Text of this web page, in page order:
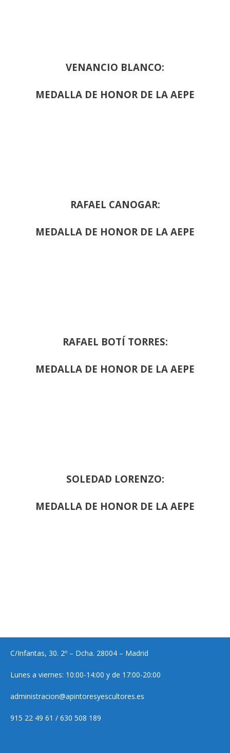
VENANCIO BLANCO:
MEDALLA DE HONOR DE LA AEPE
RAFAEL CANOGAR:
MEDALLA DE HONOR DE LA AEPE
RAFAEL BOTÍ TORRES:
MEDALLA DE HONOR DE LA AEPE
SOLEDAD LORENZO:
MEDALLA DE HONOR DE LA AEPE
C/Infantas, 30. 2º – Dcha. 28004 – Madrid
Lunes a viernes: 10:00-14:00 y de 17:00-20:00
administracion@apintoresyescultores.es
915 22 49 61 / 630 508 189